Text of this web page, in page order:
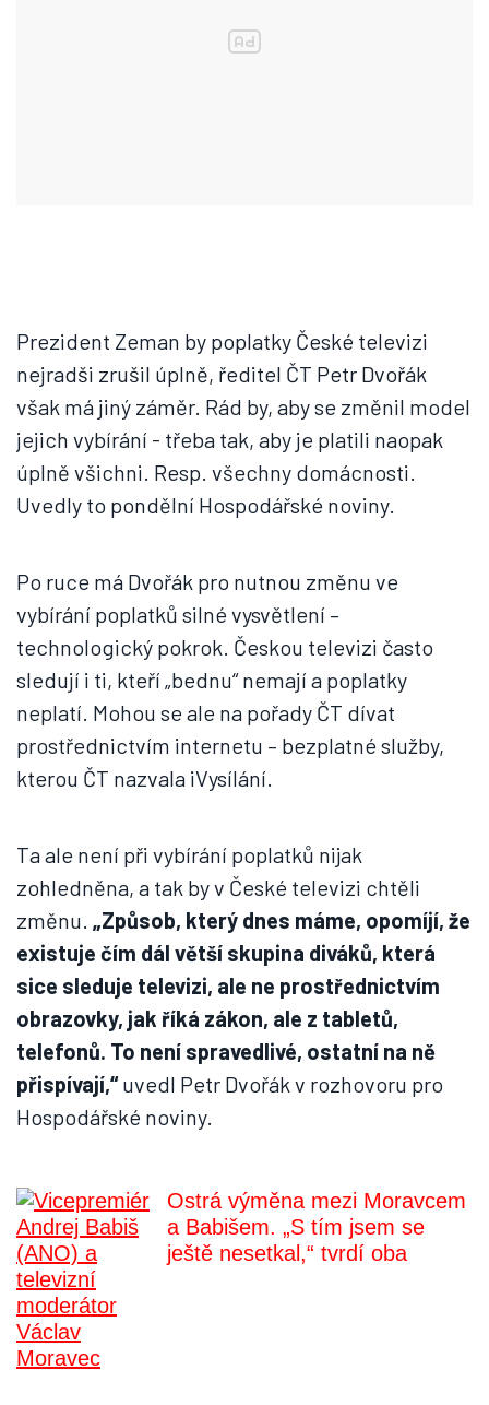
Prezident Zeman by poplatky České televizi
nejradši zrušil úplně, ředitel ČT Petr Dvořák
však má jiný záměr. Rád by, aby se změnil model
jejich vybírání - třeba tak, aby je platili naopak
úplně všichni. Resp. všechny domácnosti.
Uvedly to pondělní Hospodářské noviny.
Po ruce má Dvořák pro nutnou změnu ve
vybírání poplatků silné vysvětlení –
technologický pokrok. Českou televizi často
sledují i ti, kteří „bednu“ nemají a poplatky
neplatí. Mohou se ale na pořady ČT dívat
prostřednictvím internetu – bezplatné služby,
kterou ČT nazvala iVysílání.
Ta ale není při vybírání poplatků nijak
zohledněna, a tak by v České televizi chtěli
změnu. „Způsob, který dnes máme, opomíjí, že
existuje čím dál větší skupina diváků, která
sice sleduje televizi, ale ne prostřednictvím
obrazovky, jak říká zákon, ale z tabletů,
telefonů. To není spravedlivé, ostatní na ně
přispívají,“uvedl Petr Dvořák v rozhovoru pro
Hospodářské noviny.
Ostrá výměna mezi Moravcem
a Babišem. „S tím jsem se
ještě nesetkal,“ tvrdí oba